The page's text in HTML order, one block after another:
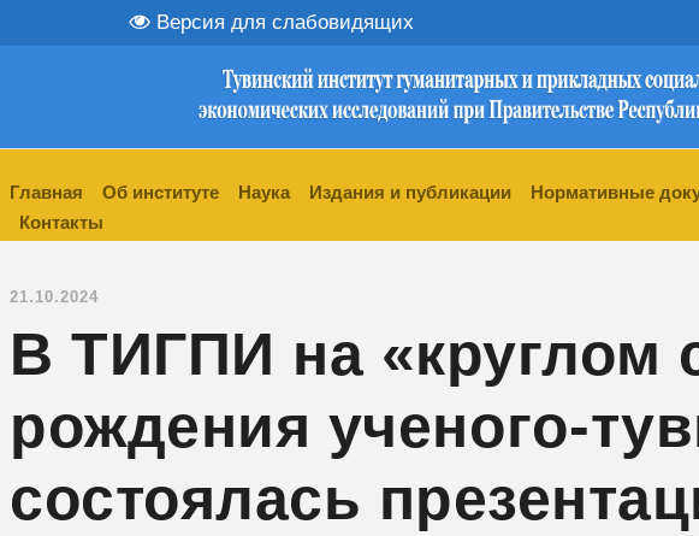
Версия для слабовидящих
Главная Об институте Наука Издания и публикации Нормативные
Контакты
21.10.2024
В ТИГПИ на «круглом
рождения ученого-
состоялась